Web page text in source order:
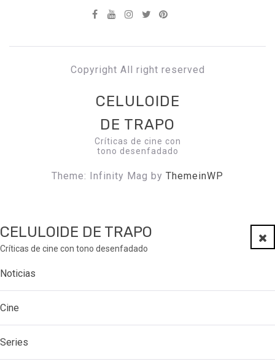
Copyright All right reserved
CELULOIDE
DE TRAPO
Críticas de cine con
tono desenfadado
Theme: Infinity Mag by ThemeinWP
CELULOIDE DE TRAPO
Críticas de cine con tono desenfadado
Noticias
Cine
Series